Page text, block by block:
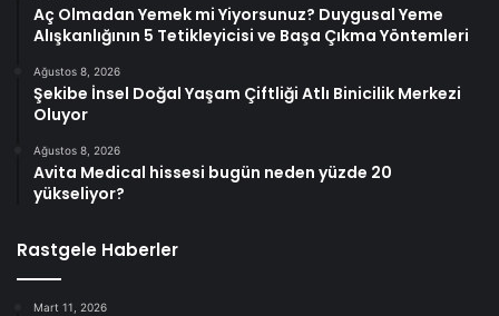
Aç Olmadan Yemek mi Yiyorsunuz? Duygusal Yeme
Alışkanlığının 5 Tetikleyicisi ve Başa Çıkma Yöntemleri
Ağustos 8, 2026
Şekibe İnsel Doğal Yaşam Çiftliği Atlı Binicilik Merkezi
Oluyor
Ağustos 8, 2026
Avita Medical hissesi bugün neden yüzde 20
yükseliyor?
Rastgele Haberler
Mart 11, 2026